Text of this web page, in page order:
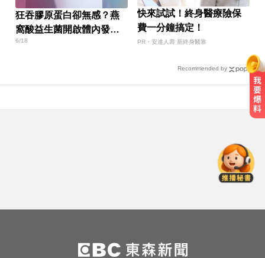
狂吞膠原蛋白卻無感？燕
窩酸益生菌開啟體內發光
燈泡
6/18
快來試試！終身醫療險保
費一分鐘搞定！
PR・安達人壽 新終身醫靠
Recommended by
「玉山人壽」
曾號召反女權集會！36歲網紅陳屍
住處 死因待查